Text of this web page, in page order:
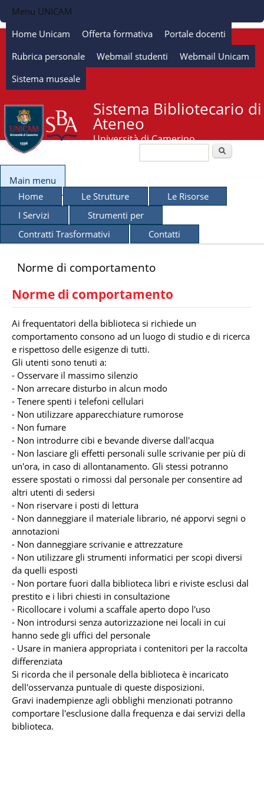
Menu UNICAM
Home Unicam
Offerta formativa
Portale docenti
Rubrica personale
Webmail studenti
Webmail Unicam
Sistema museale
Sistema Bibliotecario di
Ateneo
Università di Camerino
Form di ricerca
Main menu
Home
Le Strutture
Le Risorse
I Servizi
Strumenti per
Contratti Trasformativi
Contatti
Norme di comportamento
Norme di comportamento
Ai frequentatori della biblioteca si richiede un
comportamento consono ad un luogo di studio e di ricerca
e rispettoso delle esigenze di tutti.
Gli utenti sono tenuti a:
- Osservare il massimo silenzio
- Non arrecare disturbo in alcun modo
- Tenere spenti i telefoni cellulari
- Non utilizzare apparecchiature rumorose
- Non fumare
- Non introdurre cibi e bevande diverse dall'acqua
- Non lasciare gli effetti personali sulle scrivanie per più di
un'ora, in caso di allontanamento. Gli stessi potranno
essere spostati o rimossi dal personale per consentire ad
altri utenti di sedersi
- Non riservare i posti di lettura
- Non danneggiare il materiale librario, né apporvi segni o
annotazioni
- Non danneggiare scrivanie e attrezzature
- Non utilizzare gli strumenti informatici per scopi diversi
da quelli esposti
- Non portare fuori dalla biblioteca libri e riviste esclusi dal
prestito e i libri chiesti in consultazione
- Ricollocare i volumi a scaffale aperto dopo l'uso
- Non introdursi senza autorizzazione nei locali in cui
hanno sede gli uffici del personale
- Usare in maniera appropriata i contenitori per la raccolta
differenziata
Si ricorda che il personale della biblioteca è incaricato
dell'osservanza puntuale di queste disposizioni.
Gravi inadempienze agli obblighi menzionati potranno
comportare l'esclusione dalla frequenza e dai servizi della
biblioteca.